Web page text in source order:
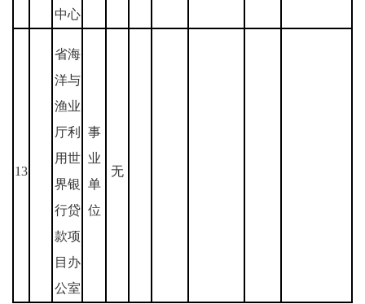
中心
13
省海
洋与
渔业
厅利
用世
界银
行贷
款项
目办
公室
事
业
单
位
无